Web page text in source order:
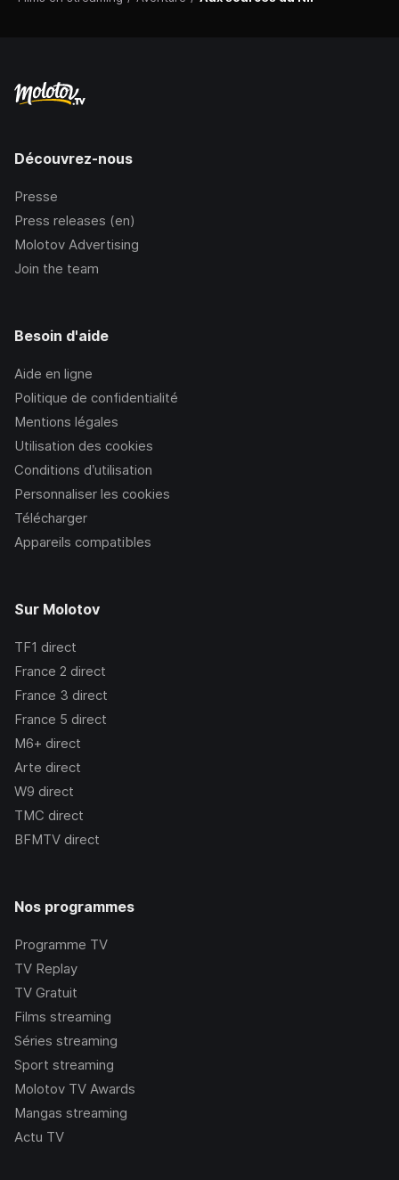
Découvrez-nous
Presse
Press releases (en)
Molotov Advertising
Join the team
Besoin d'aide
Aide en ligne
Politique de confidentialité
Mentions légales
Utilisation des cookies
Conditions d’utilisation
Personnaliser les cookies
Télécharger
Appareils compatibles
Sur Molotov
TF1 direct
France 2 direct
France 3 direct
France 5 direct
M6+ direct
Arte direct
W9 direct
TMC direct
BFMTV direct
Nos programmes
Programme TV
TV Replay
TV Gratuit
Films streaming
Séries streaming
Sport streaming
Molotov TV Awards
Mangas streaming
Actu TV